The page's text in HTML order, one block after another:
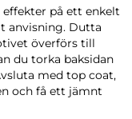
på ett enkelt
anvisning. Dutta
överförs till
du torka baksidan
med top coat,
och få ett jämnt